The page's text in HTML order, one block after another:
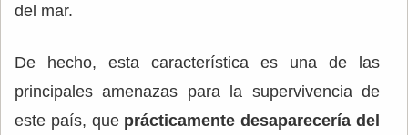
del mar.
De hecho, esta característica es una de las
principales amenazas para la supervivencia de
este país, queprácticamente desaparecería del